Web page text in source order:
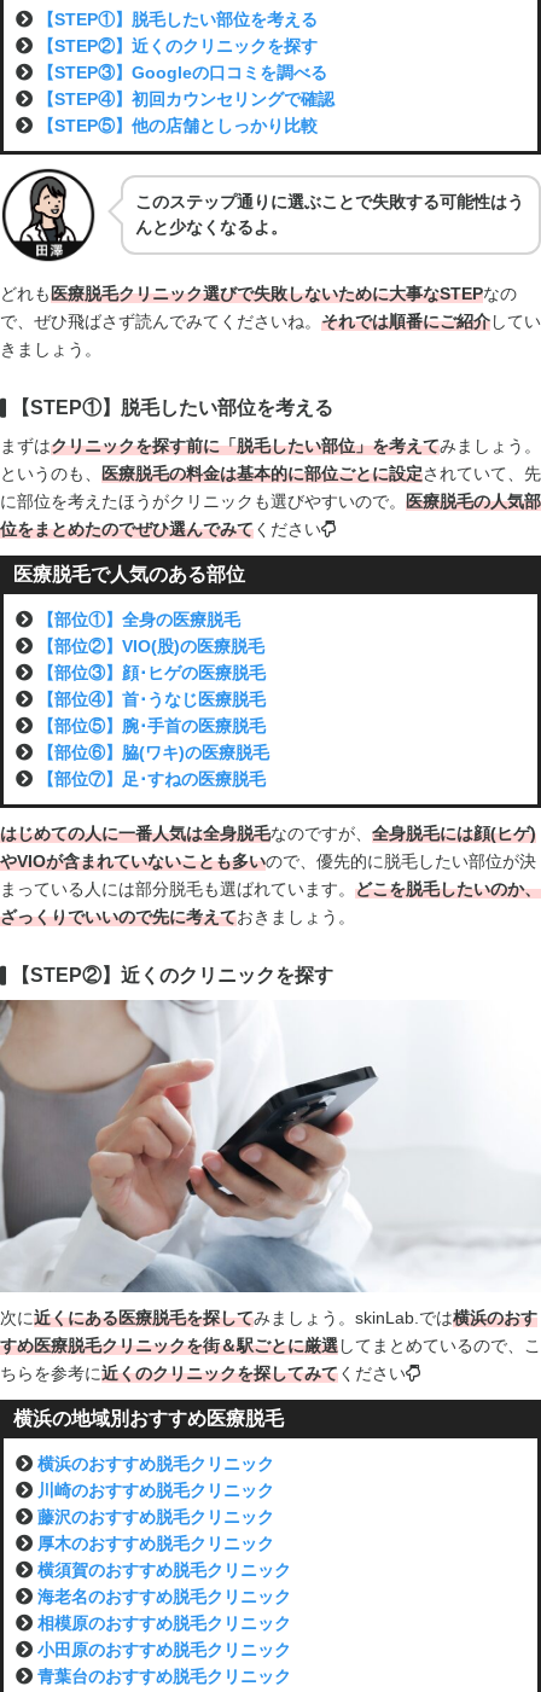
【STEP①】脱毛したい部位を考える
【STEP②】近くのクリニックを探す
【STEP③】Googleの口コミを調べる
【STEP④】初回カウンセリングで確認
【STEP⑤】他の店舗としっかり比較
このステップ通りに選ぶことで失敗する可能性はう
んと少なくなるよ。
どれも医療脱毛クリニック選びで失敗しないために大事なSTEPなの
で、ぜひ飛ばさず読んでみてくださいね。 それでは順番にご紹介してい
きましょう。
【STEP①】脱毛したい部位を考える
まずはクリニックを探す前に「脱毛したい部位」を考えてみましょう。
というのも、 医療脱毛の料金は基本的に部位ごとに設定されていて、先
に部位を考えたほうがクリニックも選びやすいので。 医療脱毛の人気部
位をまとめたのでぜひ選んでみてください
医療脱毛で人気のある部位
【部位①】全身の医療脱毛
【部位②】VIO(股)の医療脱毛
【部位③】顔･ヒゲの医療脱毛
【部位④】首･うなじ医療脱毛
【部位⑤】腕･手首の医療脱毛
【部位⑥】脇(ワキ)の医療脱毛
【部位⑦】足･すねの医療脱毛
はじめての人に一番人気は全身脱毛なのですが、 全身脱毛には顔(ヒゲ)
やVIOが含まれていないことも多いので、優先的に脱毛したい部位が決
まっている人には部分脱毛も選ばれています。 どこを脱毛したいのか、
ざっくりでいいので先に考えておきましょう。
【STEP②】近くのクリニックを探す
次に近くにある医療脱毛を探してみましょう。skinLab.では横浜のおす
すめ医療脱毛クリニックを街＆駅ごとに厳選してまとめているので、こ
ちらを参考に近くのクリニックを探してみてください
横浜の地域別おすすめ医療脱毛
横浜のおすすめ脱毛クリニック
川崎のおすすめ脱毛クリニック
藤沢のおすすめ脱毛クリニック
厚木のおすすめ脱毛クリニック
横須賀のおすすめ脱毛クリニック
海老名のおすすめ脱毛クリニック
相模原のおすすめ脱毛クリニック
小田原のおすすめ脱毛クリニック
青葉台のおすすめ脱毛クリニック